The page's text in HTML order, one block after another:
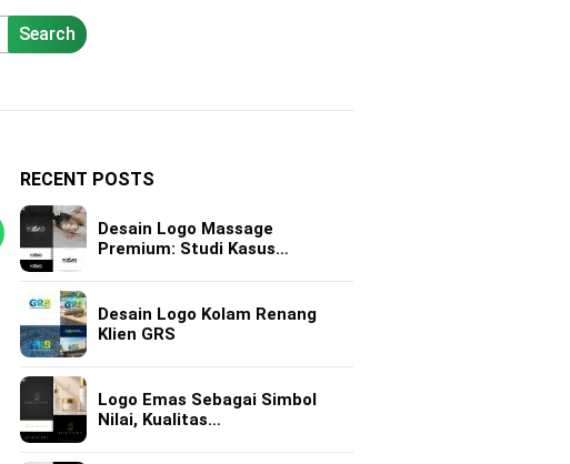
Search
RECENT POSTS
Desain Logo Massage
Premium: Studi Kasus…
Desain Logo Kolam Renang
Klien GRS
Logo Emas Sebagai Simbol
Nilai, Kualitas…